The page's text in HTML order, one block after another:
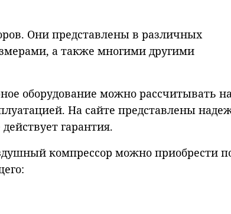
Они представлены в различных
а также многими другими
оборудование можно рассчитывать
На сайте представлены
гарантия.
компрессор можно приобрести